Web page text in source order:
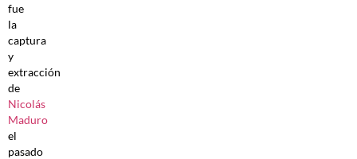
fue
la
captura
y
extracción
de
Nicolás
Maduro
el
pasado